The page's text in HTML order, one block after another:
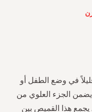
في وضع الطفل أو
الجزء العلوي من
هذا القميص بين